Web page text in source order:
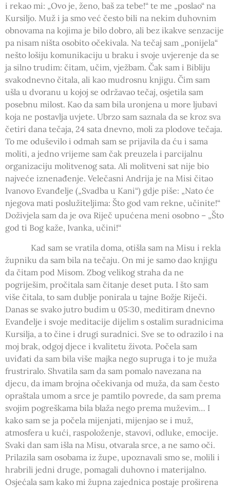
i rekao mi: „Ovo je, ženo, baš za tebe!“ te me „poslao“ na
Kursiljo. Muž i ja smo već često bili na nekim duhovnim
obnovama na kojima je bilo dobro, ali bez ikakve senzacije
pa nisam ništa osobito očekivala. Na tečaj sam „ponijela“
nešto lošiju komunikaciju u braku i svoje uvjerenje da se
ja silno trudim: čitam, učim, vježbam. Čak sam i Bibliju
svakodnevno čitala, ali kao mudrosnu knjigu. Čim sam
ušla u dvoranu u kojoj se održavao tečaj, osjetila sam
posebnu milost. Kao da sam bila uronjena u more ljubavi
koja ne postavlja uvjete. Ubrzo sam saznala da se kroz sva
četiri dana tečaja, 24 sata dnevno, moli za plodove tečaja.
To me oduševilo i odmah sam se prijavila da ću i sama
moliti, a jedno vrijeme sam čak preuzela i parcijalnu
organizaciju molitvenog sata. Ali molitveni sat nije bio
najveće iznenađenje. Velečasni Andrija je na Misi čitao
Ivanovo Evanđelje („Svadba u Kani“) gdje piše: „Nato će
njegova mati poslužiteljima: Što god vam rekne, učinite!“
Doživjela sam da je ova Riječ upućena meni osobno – „Što
god ti Bog kaže, Ivanka, učini!“
Kad sam se vratila doma, otišla sam na Misu i rekla
župniku da sam bila na tečaju. On mi je samo dao knjigu
da čitam pod Misom. Zbog velikog straha da ne
pogriješim, pročitala sam čitanje deset puta. I što sam
više čitala, to sam dublje ponirala u tajne Božje Riječi.
Danas se svako jutro budim u 05:30, meditiram dnevno
Evanđelje i svoje meditacije dijelim s ostalim suradnicima
Kursilja, a to čine i drugi suradnici. Sve se to odrazilo i na
moj brak, odgoj djece i kvalitetu života. Počela sam
uviđati da sam bila više majka nego supruga i to je muža
frustriralo. Shvatila sam da sam pomalo navezana na
djecu, da imam brojna očekivanja od muža, da sam često
opraštala umom a srce je pamtilo povrede, da sam prema
svojim pogreškama bila blaža nego prema muževim… I
kako sam se ja počela mijenjati, mijenjao se i muž,
atmosfera u kući, raspoloženje, stavovi, odluke, emocije.
Svaki dan sam išla na Misu, otvarala srce, a ne samo oči.
Prilazila sam osobama iz župe, upoznavali smo se, molili i
hrabrili jedni druge, pomagali duhovno i materijalno.
Osjećala sam kako mi župna zajednica postaje proširena